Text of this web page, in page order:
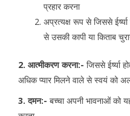
प्रहार करना
अप्रत्यक्ष रूप से जिससे
से उसकी कापी या किताब
2. आत्मीकरण करना:- जिससे ईर्ष्या
अधिक प्यार मिलने वाले से स्वयं को
3. दमन:- बच्चा अपनी भावनाओं को